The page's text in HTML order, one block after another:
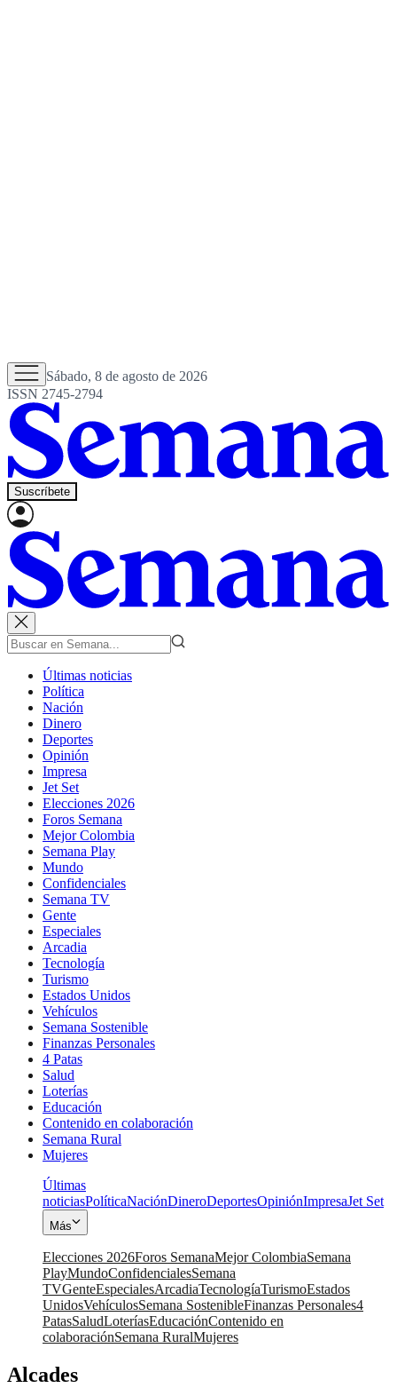
Sábado, 8 de agosto de 2026
ISSN 2745-2794
Suscríbete
Últimas noticias
Política
Nación
Dinero
Deportes
Opinión
Impresa
Jet Set
Elecciones 2026
Foros Semana
Mejor Colombia
Semana Play
Mundo
Confidenciales
Semana TV
Gente
Especiales
Arcadia
Tecnología
Turismo
Estados Unidos
Vehículos
Semana Sostenible
Finanzas Personales
4 Patas
Salud
Loterías
Educación
Contenido en colaboración
Semana Rural
Mujeres
Últimas
noticiasPolíticaNaciónDineroDeportesOpiniónImpresaJet Set
Más
Elecciones 2026Foros SemanaMejor ColombiaSemana
PlayMundoConfidencialesSemana
TVGenteEspecialesArcadiaTecnologíaTurismoEstados
UnidosVehículosSemana SostenibleFinanzas Personales4
PatasSaludLoteríasEducaciónContenido en
colaboraciónSemana RuralMujeres
Alcades